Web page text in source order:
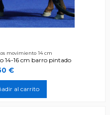
movimiento 14 cm
14-16 cm barro pintado
€
al carrito